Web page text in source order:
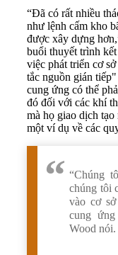
“Đã có rất nhiều
như lệnh cấm kho
được xây dựng
buổi thuyết trình
việc phát triển cơ
tắc nguồn gián
cung ứng có thể
đó đối với các khí
mà họ giao dịch
một ví dụ về các
“Chúng
chúng tôi
vào cơ
cung
Wood nói.